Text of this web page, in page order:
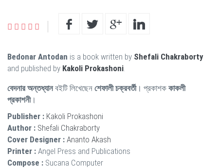
Bedonar Antodan is a book written by Shefali Chakraborty
and published by Kakoli Prokashoni
বেদনার অন্তধ্যানবইটি লিখেছেন শেফালী চক্রবর্তী। প্রকাশক কাকলী
প্রকাশনী।
Publisher : Kakoli Prokashoni
Author : Shefali Chakraborty
Cover Designer : Ananto Akash
Printer : Angel Press and Publications
Compose : Sucana Computer